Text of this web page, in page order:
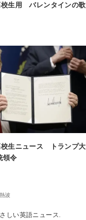
生用 バレンタインの歌
生ニュース トランプ大
領令
波
しい英語ニュース.